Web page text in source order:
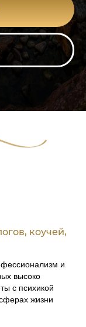
коучей,
и
высоко
с психикой
жизни